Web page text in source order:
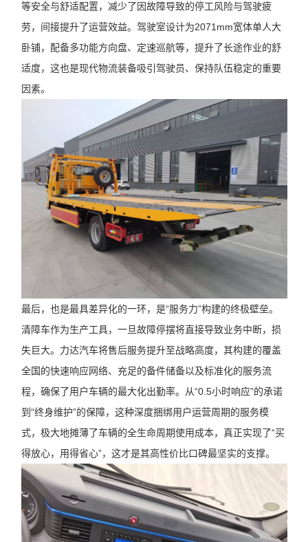
等安全与舒适配置，减少了因故障导致的停工风险与驾驶疲
劳，间接提升了运营效益。驾驶室设计为2071mm宽体单人大
卧铺，配备多功能方向盘、定速巡航等，提升了长途作业的舒
适度，这也是现代物流装备吸引驾驶员、保持队伍稳定的重要
因素。
最后，也是最具差异化的一环，是“服务力”构建的终极壁垒。
清障车作为生产工具，一旦故障停摆将直接导致业务中断，损
失巨大。力达汽车将售后服务提升至战略高度，其构建的覆盖
全国的快速响应网络、充足的备件储备以及标准化的服务流
程，确保了用户车辆的最大化出勤率。从“0.5小时响应”的承诺
到“终身维护”的保障，这种深度捆绑用户运营周期的服务模
式，极大地摊薄了车辆的全生命周期使用成本，真正实现了“买
得放心，用得省心”，这才是其高性价比口碑最坚实的支撑。